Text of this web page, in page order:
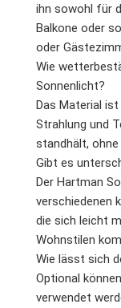
ihn sowohl für
Balkone oder
oder
Wie
Sonnenlicht?
Das Material
Strahlung und
standhält,
Gibt es
Der Hartman
verschiedenen
die sich leicht
Wohnstilen
Wie lässt sich
Optional
verwendet